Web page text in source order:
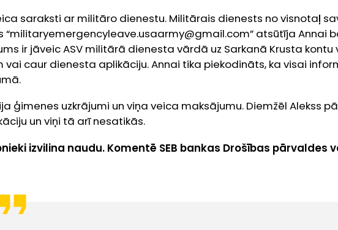
saraksti ar militāro dienestu. Militārais dienests no visnotaļ
“militaryemergencyleave.usaarmy@gmail.com” atsūtīja Annai
ir jāveic ASV militārā dienesta vārdā uz Sarkanā Krusta kontu
vai caur dienesta aplikāciju. Annai tika piekodināts, ka visai
ģimenes uzkrājumi un viņa veica maksājumu. Diemžēl Alekss
un viņi tā arī nesatikās.
izvilina naudu. Komentē SEB bankas Drošības pārvaldes